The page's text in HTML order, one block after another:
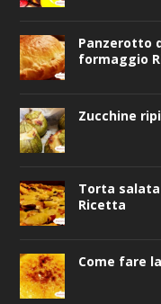
Panzerotto
formaggio
Zucchine
Torta
Ricetta
Come fare